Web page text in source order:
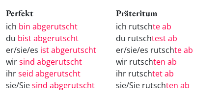
Perfekt
ich bin abgerutscht
du bist abgerutscht
er/sie/es ist abgerutscht
wirsind abgerutscht
ihrseid abgerutscht
sie/Siesind abgerutscht
Präteritum
ich rutschte ab
du rutschtest ab
er/sie/es rutschte ab
wir rutschten ab
ihr rutschtet ab
sie/Sie rutschten ab